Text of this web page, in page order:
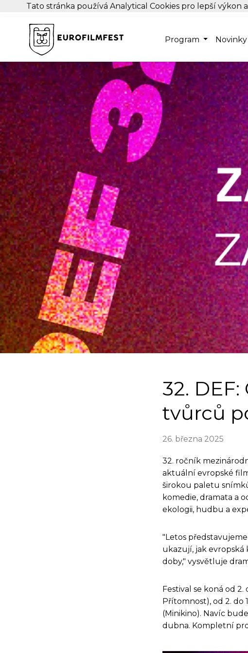
Program Novinky
32.
tvůrců
26. března 2025
32. ročník
aktuální evropské
širokou paletu
komedie, dramata a
ekologii, hudbu a
"Letos
ukazují, jak
doby," vysvětluje
Festival se koná od
Přítomnost), od 2. do
(Minikino). Navíc
dubna. Kompletní
Tato stránka používá Analytical Cookies pro lepší